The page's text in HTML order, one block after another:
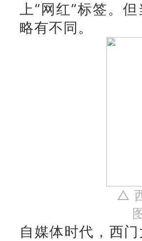
上“网红”标签。 但
略有不同。
△
自媒体时代，西